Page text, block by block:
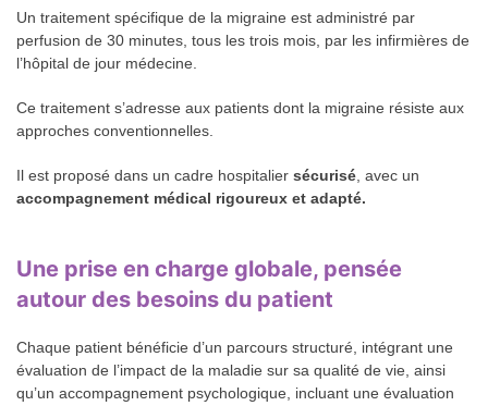
Un traitement spécifique de la migraine est administré par
perfusion de 30 minutes, tous les trois mois, par les infirmières de
l’hôpital de jour médecine.
Ce traitement s’adresse aux patients dont la migraine résiste aux
approches conventionnelles.
Il est proposé dans un cadre hospitalier sécurisé, avec un
accompagnement médical rigoureux et adapté.
Une prise en charge globale, pensée
autour des besoins du patient
Chaque patient bénéficie d’un parcours structuré, intégrant une
évaluation de l’impact de la maladie sur sa qualité de vie, ainsi
qu’un accompagnement psychologique, incluant une évaluation